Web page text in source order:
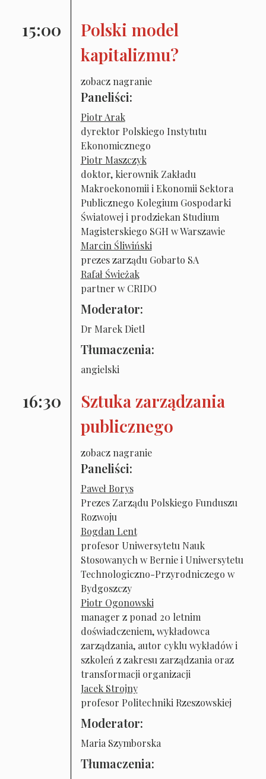
15:00
Polski model
kapitalizmu?
zobacz nagranie
Paneliści:
Piotr Arak
dyrektor Polskiego Instytutu
Ekonomicznego
Piotr Maszczyk
doktor, kierownik Zakładu
Makroekonomii i Ekonomii Sektora
Publicznego Kolegium Gospodarki
Światowej i prodziekan Studium
Magisterskiego SGH w Warszawie
Marcin Śliwiński
prezes zarządu Gobarto SA
Rafał Świeżak
partner w CRIDO
Moderator:
Dr Marek Dietl
Tłumaczenia:
angielski
16:30
Sztuka zarządzania
publicznego
zobacz nagranie
Paneliści:
Paweł Borys
Prezes Zarządu Polskiego Funduszu
Rozwoju
Bogdan Lent
profesor Uniwersytetu Nauk
Stosowanych w Bernie i Uniwersytetu
Technologiczno-Przyrodniczego w
Bydgoszczy
Piotr Ogonowski
manager z ponad 20 letnim
doświadczeniem, wykładowca
zarządzania, autor cyklu wykładów i
szkoleń z zakresu zarządzania oraz
transformacji organizacji
Jacek Strojny
profesor Politechniki Rzeszowskiej
Moderator:
Maria Szymborska
Tłumaczenia: